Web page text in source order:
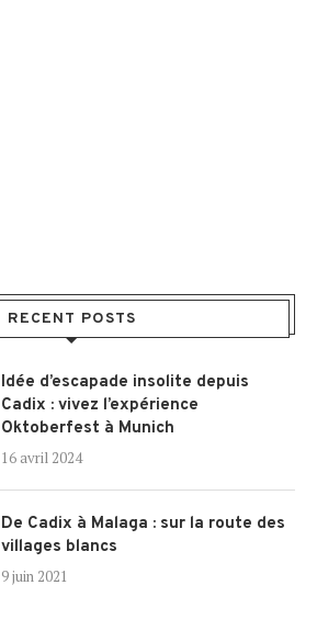
RECENT POSTS
Idée d’escapade insolite depuis
Cadix : vivez l’expérience
Oktoberfest à Munich
16 avril 2024
De Cadix à Malaga : sur la route des
villages blancs
9 juin 2021